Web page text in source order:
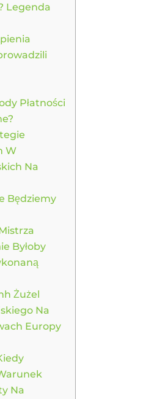
Legenda
Płatności
W
Na
Będziemy
Byłoby
Żużel
Na
Europy
Na